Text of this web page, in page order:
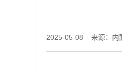
2025-05-08 来源：内